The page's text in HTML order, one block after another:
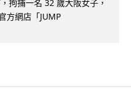
拘捕一名 32 歲大阪女子，
方網店「JUMP